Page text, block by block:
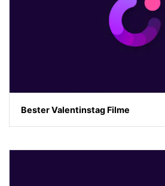
Bester Valentinstag Filme